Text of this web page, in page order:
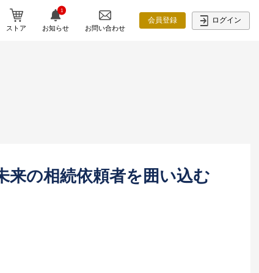
ストア
1
お知らせ お問い合わせ
会員登録 ログイン
来の相続依頼者を囲い込む